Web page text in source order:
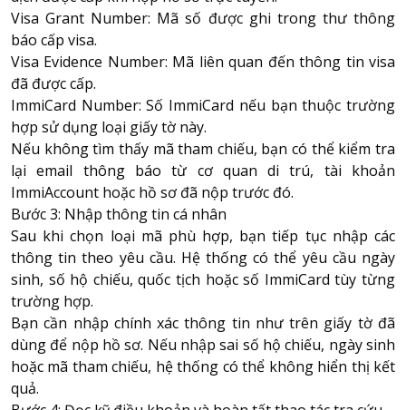
Visa Grant Number: Mã số được ghi trong thư thông
báo cấp visa.
Visa Evidence Number: Mã liên quan đến thông tin visa
đã được cấp.
ImmiCard Number: Số ImmiCard nếu bạn thuộc trường
hợp sử dụng loại giấy tờ này.
Nếu không tìm thấy mã tham chiếu, bạn có thể kiểm tra
lại email thông báo từ cơ quan di trú, tài khoản
ImmiAccount hoặc hồ sơ đã nộp trước đó.
Bước 3: Nhập thông tin cá nhân
Sau khi chọn loại mã phù hợp, bạn tiếp tục nhập các
thông tin theo yêu cầu. Hệ thống có thể yêu cầu ngày
sinh, số hộ chiếu, quốc tịch hoặc số ImmiCard tùy từng
trường hợp.
Bạn cần nhập chính xác thông tin như trên giấy tờ đã
dùng để nộp hồ sơ. Nếu nhập sai số hộ chiếu, ngày sinh
hoặc mã tham chiếu, hệ thống có thể không hiển thị kết
quả.